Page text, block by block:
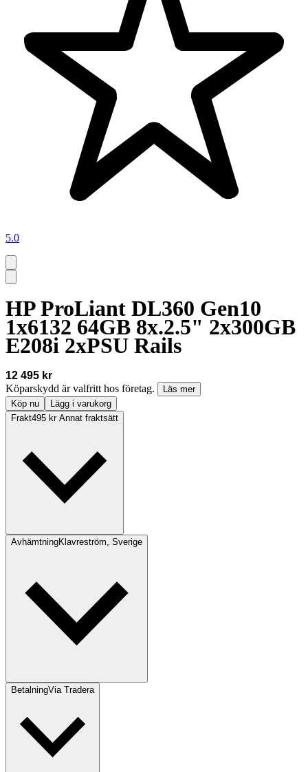
5.0
HP ProLiant DL360 Gen10
1x6132 64GB 8x.2.5" 2x300GB
E208i 2xPSU Rails
12 495 kr
Köparskydd är valfritt hos företag.
Läs mer
Köp nu
Lägg i varukorg
Frakt495 kr Annat fraktsätt
AvhämtningKlavreström, Sverige
BetalningVia Tradera